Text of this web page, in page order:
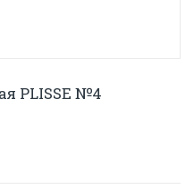
PLISSE №4